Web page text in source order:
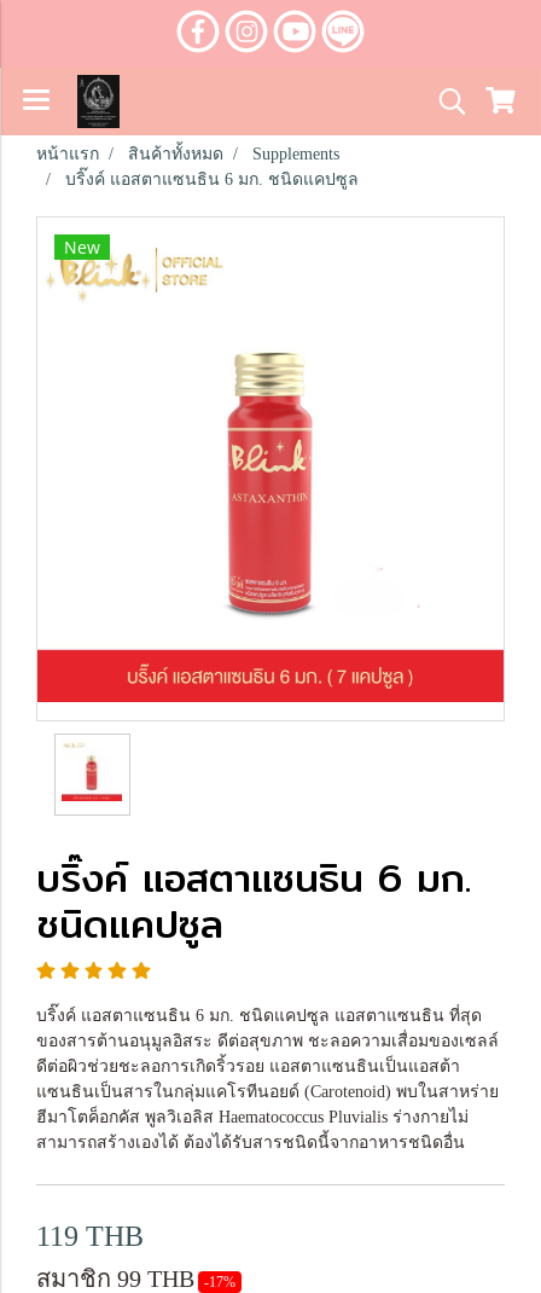
หน้าแรก สินค้าทั้งหมด
Supplements
บริ๊งค์ แอสตาแซนธิน 6 มก. ชนิดแคปซูล
New
บริ๊งค์ แอสตาแซนธิน 6 มก.
ชนิดแคปซูล
บริ๊งค์ แอสตาแซนธิน 6 มก. ชนิดแคปซูล แอสตาแซนธิน ที่สุด
ของสารต้านอนุมูลอิสระ ดีต่อสุขภาพ ชะลอความเสื่อมของเซลล์
ดีต่อผิวช่วยชะลอการเกิดริ้วรอย แอสตาแซนธินเป็นแอสต้า
แซนธินเป็นสารในกลุ่มแคโรทีนอยด์ (Carotenoid) พบในสาหร่าย
ฮีมาโตค็อกคัส พูลวิเอลิส Haematococcus Pluvialis ร่างกายไม่
สามารถสร้างเองได้ ต้องได้รับสารชนิดนี้จากอาหารชนิดอื่น
119 THB
สมาชิก 99 THB -17%